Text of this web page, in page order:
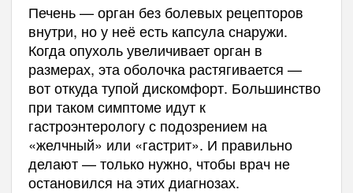
Печень — орган без болевых рецепторов
внутри, но у неё есть капсула снаружи.
Когда опухоль увеличивает орган в
размерах, эта оболочка растягивается —
вот откуда тупой дискомфорт. Большинство
при таком симптоме идут к
гастроэнтерологу с подозрением на
«желчный» или «гастрит». И правильно
делают — только нужно, чтобы врач не
остановился на этих диагнозах.